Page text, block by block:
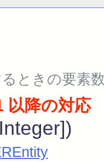
ときの要素
以降の対応